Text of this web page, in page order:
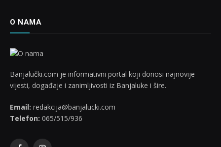
O NAMA
Banjalučki.com je informativni portal koji donosi najnovije
vijesti, događaje i zanimljivosti iz Banjaluke i šire.
Email: redakcija@banjalucki.com
Telefon: 065/515/936